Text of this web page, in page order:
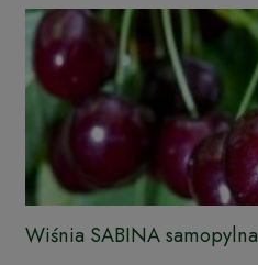
Wiśnia SABINA samopylna